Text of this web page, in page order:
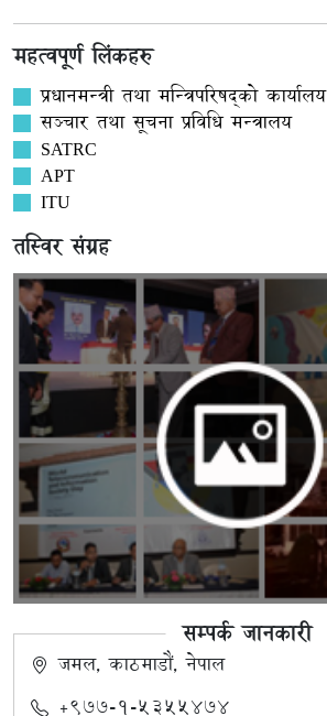
महत्वपूर्ण लिंकहरु
प्रधानमन्त्री तथा मन्त्रिपरिषद्को कार्यालय
सञ्‍चार तथा सूचना प्रविधि मन्त्रालय
SATRC
APT
ITU
तस्विर संग्रह
सम्पर्क जानकारी
जमल, काठमाडौं, नेपाल
+९७७-१-५३५५४७४